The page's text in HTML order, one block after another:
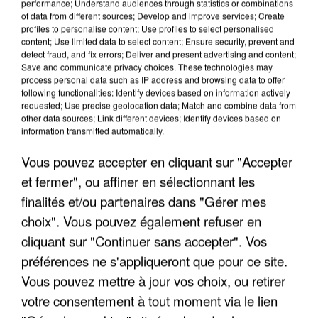
LES INTERVIEWS CHANTE
FRANCE
Voir plus
"JE SUIS À DISPOSITION DES
ENFOIRÉS"
"ON A TOUS LE TRAC"
"ON N'EST PAS DES PARENTS
PARFAITS"
of data from different sources; Develop and improve services; Create
profiles to personalise content; Use profiles to select personalised
content; Use limited data to select content; Ensure security, prevent and
detect fraud, and fix errors; Deliver and present advertising and content;
Save and communicate privacy choices. These technologies may
process personal data such as IP address and browsing data to offer
following functionalities: Identify devices based on information actively
requested; Use precise geolocation data; Match and combine data from
other data sources; Link different devices; Identify devices based on
information transmitted automatically.
Vous pouvez accepter en cliquant sur "Accepter
et fermer", ou affiner en sélectionnant les
finalités et/ou partenaires dans "Gérer mes
choix". Vous pouvez également refuser en
cliquant sur "Continuer sans accepter". Vos
préférences ne s'appliqueront que pour ce site.
Vous pouvez mettre à jour vos choix, ou retirer
votre consentement à tout moment via le lien